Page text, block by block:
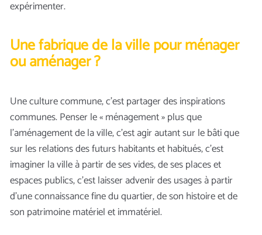
expérimenter.
Une fabrique de la ville pour ménager
ou aménager ?
Une culture commune, c’est partager des inspirations
communes. Penser le « ménagement » plus que
l’aménagement de la ville, c’est agir autant sur le bâti que
sur les relations des futurs habitants et habitués, c’est
imaginer la ville à partir de ses vides, de ses places et
espaces publics, c’est laisser advenir des usages à partir
d’une connaissance fine du quartier, de son histoire et de
son patrimoine matériel et immatériel.